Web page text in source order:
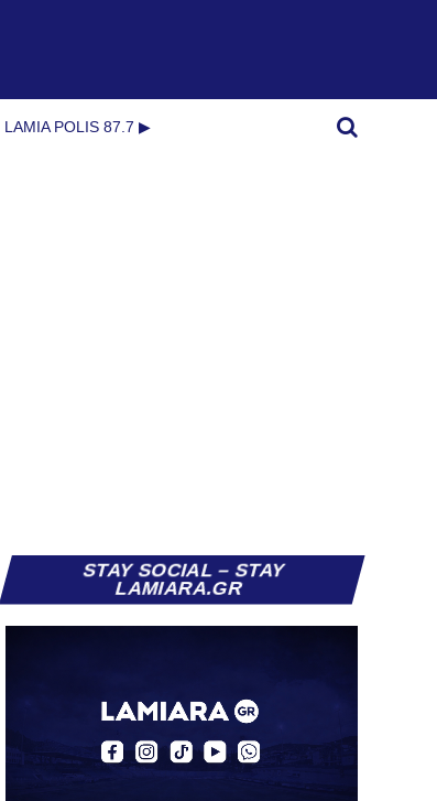
LAMIA POLIS 87.7 ▶︎
STAY SOCIAL – STAY
LAMIARA.GR